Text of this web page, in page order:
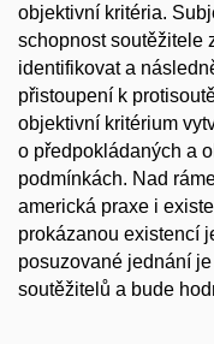
objektivní kritéria.
schopnost soutěžitele
identifikovat a
přistoupení k
objektivní kritérium
o předpokládaných a
podmínkách. Nad
americká praxe i
prokázanou existencí
posuzované jednání
soutěžitelů a bude